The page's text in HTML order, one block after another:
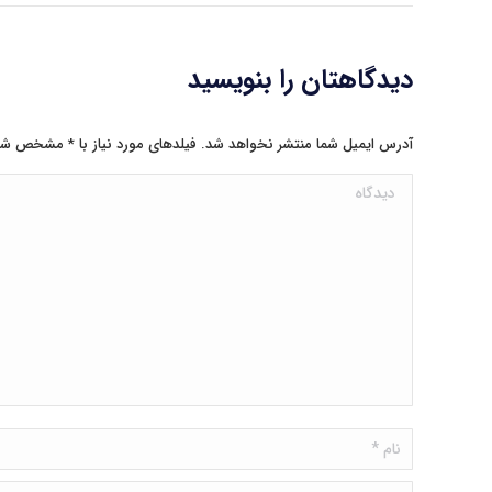
دیدگاهتان را بنویسید
آدرس ایمیل شما منتشر نخواهد شد. فیلدهای مورد نیاز با* مشخص
دیدگاه
نام *